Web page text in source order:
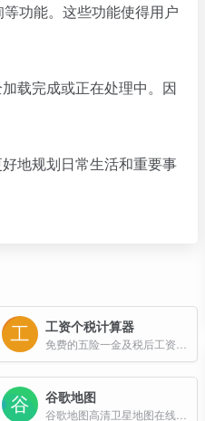
功能。这些功能使得用户
载完成或正在处理中。因
地规划日常生活和重要事
工资个税计算器
谷歌地图